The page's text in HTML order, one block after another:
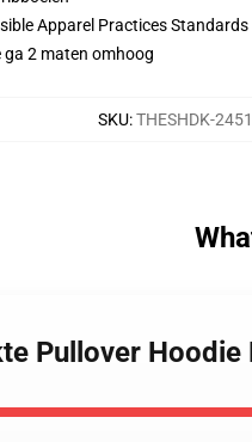
Apparel Practices Standards
ga 2 maten omhoog
SKU:THESHDK-
Pullover Hoodie